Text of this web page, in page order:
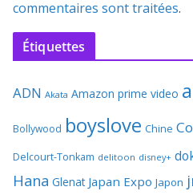
commentaires sont traitées.
Étiquettes
ADN Akata Amazon prime video
Bollywood boyslove Chine
Delcourt-Tonkam delitoon disney+
Hana Glenat Japan Expo Japon